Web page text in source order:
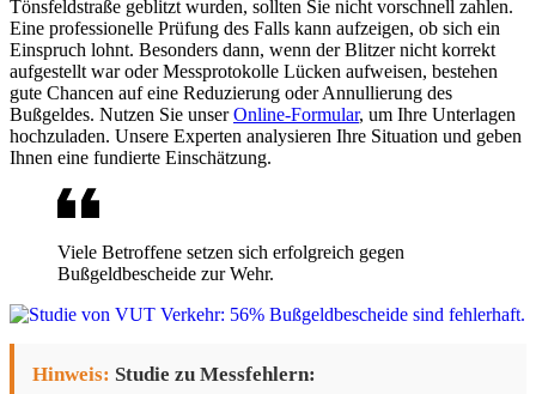
Tönsfeldstraße geblitzt wurden, sollten Sie nicht vorschnell zahlen.
Eine professionelle Prüfung des Falls kann aufzeigen, ob sich ein
Einspruch lohnt. Besonders dann, wenn der Blitzer nicht korrekt
aufgestellt war oder Messprotokolle Lücken aufweisen, bestehen
gute Chancen auf eine Reduzierung oder Annullierung des
Bußgeldes. Nutzen Sie unserOnline-Formular, um Ihre Unterlagen
hochzuladen. Unsere Experten analysieren Ihre Situation und geben
Ihnen eine fundierte Einschätzung.
Viele Betroffene setzen sich erfolgreich gegen
Bußgeldbescheide zur Wehr.
Hinweis: Studie zu Messfehlern: